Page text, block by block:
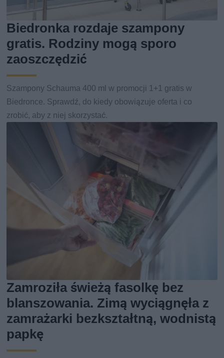
Biedronka rozdaje szampony
gratis. Rodziny mogą sporo
zaoszczędzić
Szampony Schauma 400 ml w promocji 1+1 gratis w
Biedronce. Sprawdź, do kiedy obowiązuje oferta i co
zrobić, aby z niej skorzystać.
Zamroziła świeżą fasolkę bez
blanszowania. Zimą wyciągnęła z
zamrażarki bezkształtną, wodnistą
papkę